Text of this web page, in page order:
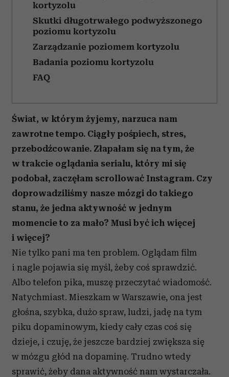
kortyzolu
Skutki długotrwałego podwyższonego
poziomu kortyzolu
Zarządzanie poziomem kortyzolu
Badania poziomu kortyzolu
FAQ
Świat, w którym żyjemy, narzuca nam
zawrotne tempo. Ciągły pośpiech, stres,
przebodźcowanie. Złapałam się na tym, że
w trakcie oglądania serialu, który mi się
podobał, zaczęłam scrollować Instagram. Czy
doprowadziliśmy nasze mózgi do takiego
stanu, że jedna aktywność w jednym
momencie to za mało? Musi być ich więcej
i więcej?
Nie tylko pani ma ten problem. Oglądam film
i nagle pojawia się myśl, żeby coś sprawdzić.
Albo telefon pika, muszę przeczytać wiadomość.
Natychmiast. Mieszkam w Warszawie, ona jest
głośna, szybka, dużo spraw, ludzi, jadę na tym
piku dopaminowym, kiedy cały czas coś się
dzieje, i czuję, że jeszcze bardziej zwiększa się
w mózgu głód na dopaminę. Trudno wtedy
sprawić, żeby dana aktywność nam wystarczała.